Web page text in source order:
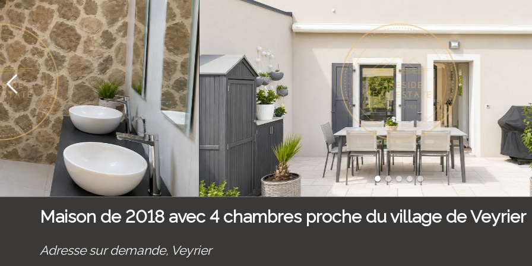
Maison de 2018 avec 4 chambres proche du village de Veyrier
Adresse sur demande, Veyrier